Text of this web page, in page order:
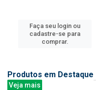
Faça seu login ou
cadastre-se para
comprar.
Produtos em Destaque
Veja mais